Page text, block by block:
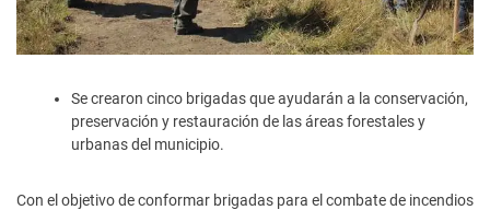
Se crearon cinco brigadas que ayudarán a la conservación,
preservación y restauración de las áreas forestales y
urbanas del municipio.
Con el objetivo de conformar brigadas para el combate de incendios